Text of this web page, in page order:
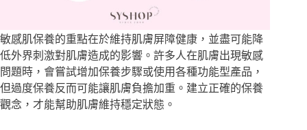
敏感肌保養的重點在於維持肌膚屏障健康，並盡可能降
低外界刺激對肌膚造成的影響。許多人在肌膚出現敏感
問題時，會嘗試增加保養步驟或使用各種功能型產品，
但過度保養反而可能讓肌膚負擔加重。建立正確的保養
觀念，才能幫助肌膚維持穩定狀態。